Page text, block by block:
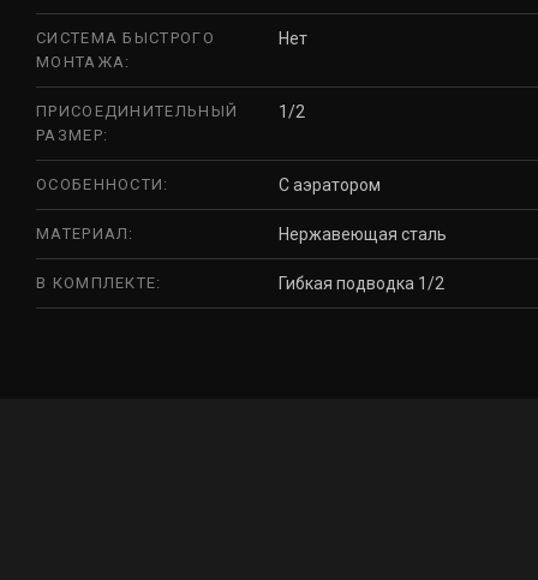
СИСТЕМА БЫСТРОГО
МОНТАЖА:
Нет
ПРИСОЕДИНИТЕЛЬНЫЙ
РАЗМЕР:
1/2
ОСОБЕННОСТИ: С аэратором
МАТЕРИАЛ: Нержавеющая сталь
В КОМПЛЕКТЕ: Гибкая подводка 1/2